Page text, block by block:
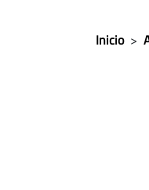
Inicio >